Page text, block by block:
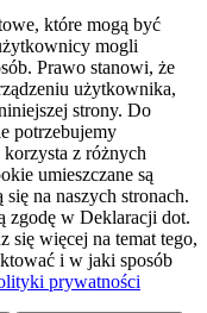
które mogą być
mogli
Prawo stanowi, że
użytkownika,
strony. Do
potrzebujemy
z różnych
umieszczane są
na naszych stronach.
zgodę w Deklaracji dot.
więcej na temat tego,
i w jaki sposób
prywatności